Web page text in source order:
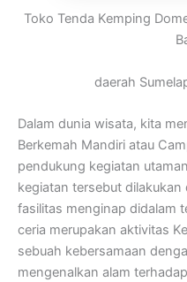
Toko Tenda Kemping
daerah
Dalam dunia wisata, kita
Berkemah Mandiri atau
pendukung kegiatan
kegiatan tersebut
fasilitas menginap didalam
ceria merupakan aktivitas
sebuah kebersamaan
mengenalkan alam